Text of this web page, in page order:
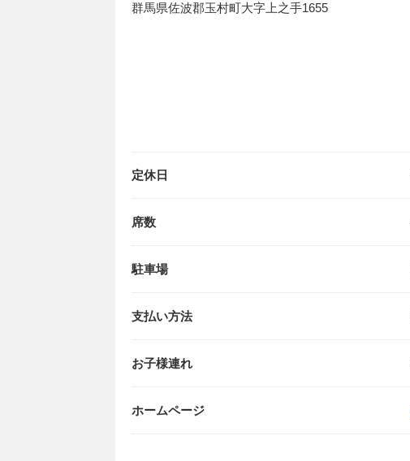
群馬県佐波郡玉村町大字上之手1655
定休日
席数
駐車場
支払い方法
お子様連れ
ホームページ